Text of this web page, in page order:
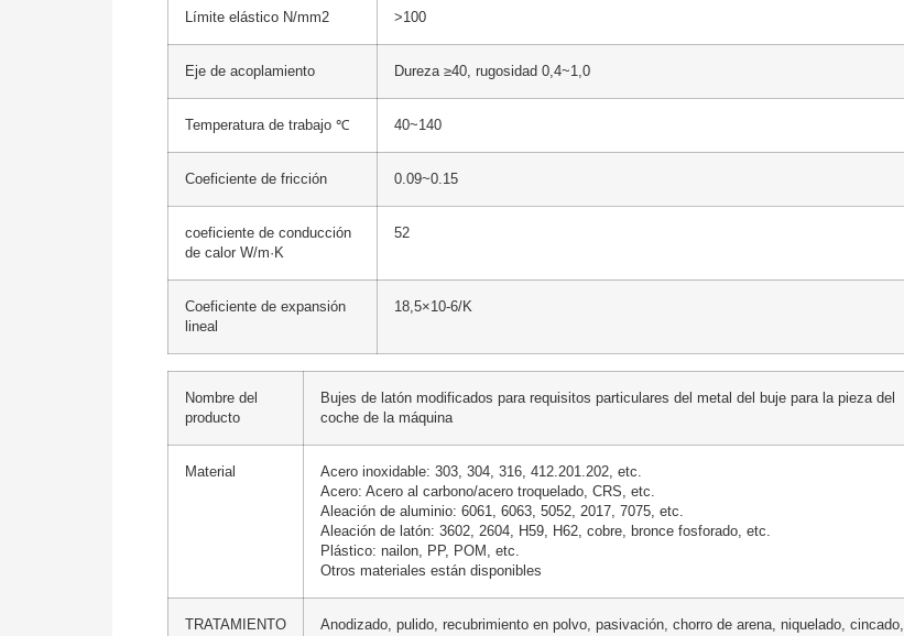
Límite elástico N/mm2 >100
Eje de acoplamiento Dureza ≥40, rugosidad 0,4~1,0
Temperatura de trabajo ℃ 40~140
Coeficiente de fricción 0.09~0.15
coeficiente de conducción
de calor W/m·K
52
Coeficiente de expansión
lineal
18,5×10-6/K
Nombre del
producto
Bujes de latón modificados para requisitos particulares del metal del buje para la pieza del
coche de la máquina
Material
Acero inoxidable: 303, 304, 316, 412.201.202, etc.
Acero: Acero al carbono/acero troquelado, CRS, etc.
Aleación de aluminio: 6061, 6063, 5052, 2017, 7075, etc.
Aleación de latón: 3602, 2604, H59, H62, cobre, bronce fosforado, etc.
Plástico: nailon, PP, POM, etc.
Otros materiales están disponibles
TRATAMIENTO
Anodizado, pulido, recubrimiento en polvo, pasivación, chorro de arena, niquelado, cincado,